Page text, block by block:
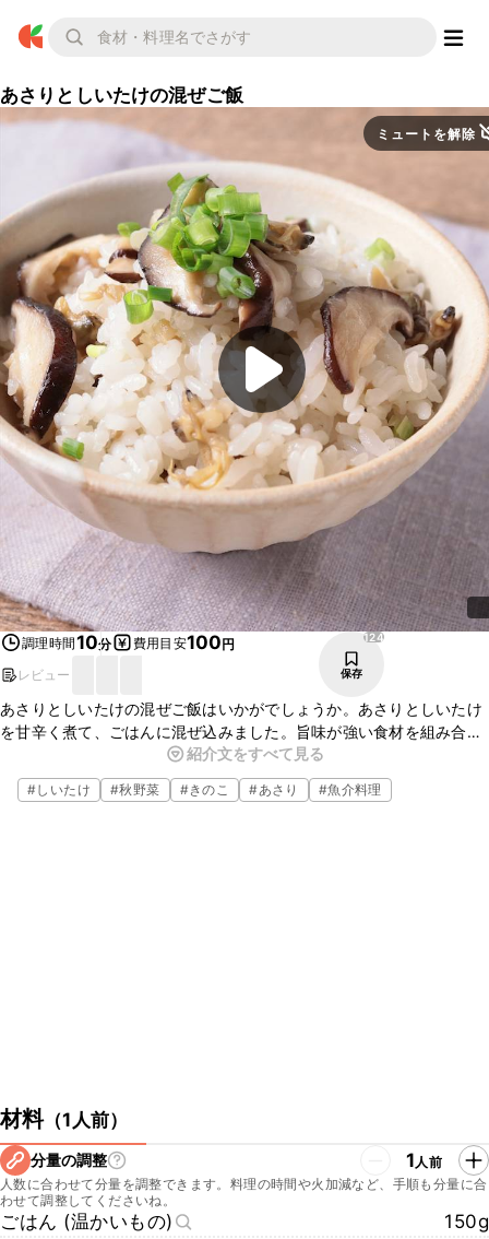
あさりとしいたけの混ぜご飯
ミュートを解除
調理時間10分 費用目安100円
レビュー
124
保存
あさりとしいたけの混ぜご飯はいかがでしょうか。あさりとしいたけ
を甘辛く煮て、ごはんに混ぜ込みました。旨味が強い食材を組み合わ
せることで、シンプルな調味料でもとてもおいしく仕上がりますよ。
簡単に作れるので、ぜひお試しくださいね。
紹介文をすべて見る
#しいたけ #秋野菜 #きのこ #あさり #魚介料理
材料（1人前）
分量の調整 1人前
人数に合わせて分量を調整できます。料理の時間や火加減など、手順も分量に合
わせて調整してくださいね。
ごはん (温かいもの)
150g